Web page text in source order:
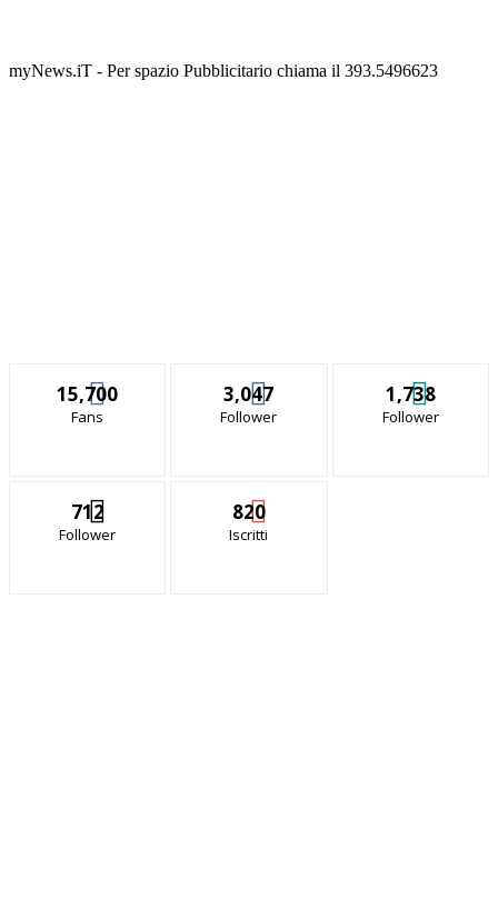
myNews.iT - Per spazio Pubblicitario chiama il 393.5496623
15,700
Fans
3,047
Follower
1,738
Follower
712
Follower
820
Iscritti